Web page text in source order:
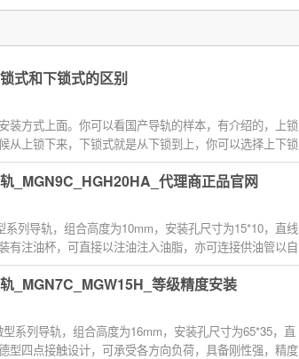
式和下锁式的区别
装方式上面。你可以看国产导轨的样本，有介绍的，上锁
从上锁下来，下锁式就是从下锁到上，你可以选择上下锁
_MGN9C_HGH20HA_代理商正品官网
系列导轨，组合高度为10mm，安装孔尺寸为15*10，直线
有注油杯，可直接以注油注入油脂，亦可连接供油管以自
使...
_MGN7C_MGW15H_等级精度安装
系列导轨，组合高度为16mm，安装孔尺寸为65*35，直
型四点接触设计，可承受各方向负荷，具备刚性强，精度